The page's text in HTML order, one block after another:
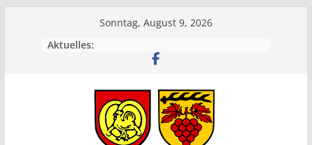
Sonntag, August 9, 2026
Aktuelles: